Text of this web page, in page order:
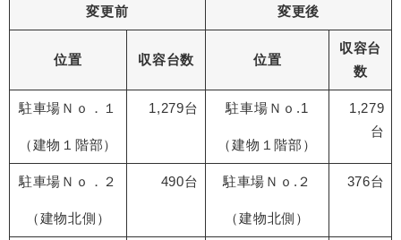
変更前 変更後
位置 収容台数 位置
収容台
数
駐車場Ｎｏ．１
（建物１階部）
1,279台 駐車場Ｎｏ.1
（建物１階部）
1,279
台
駐車場Ｎｏ．２
（建物北側）
490台 駐車場Ｎｏ.２
（建物北側）
376台